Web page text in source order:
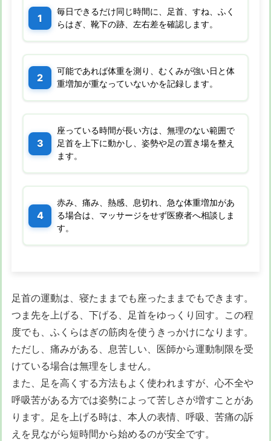
毎日できるだけ同じ時間に、足首、すね、ふく
らはぎ、靴下の跡、左右差を確認します。
可能であれば体重を測り、むくみが強い日と体
重増加が重なっていないかを記録します。
座っている時間が長い方は、無理のない範囲で
足首を上下に動かし、姿勢や足の置き場を整え
ます。
赤み、痛み、熱感、息切れ、急な体重増加があ
る場合は、マッサージをせず医療者へ相談しま
す。
足首の運動は、寝たままでも座ったままでもできます。
つま先を上げる、下げる、足首をゆっくり回す。この程
度でも、ふくらはぎの筋肉を使うきっかけになります。
ただし、痛みがある、息苦しい、医師から運動制限を受
けている場合は無理をしません。
また、足を高くする方法もよく使われますが、心不全や
呼吸苦がある方では姿勢によって苦しさが増すことがあ
ります。足を上げる時は、本人の表情、呼吸、苦痛の訴
えを見ながら短時間から始めるのが安全です。